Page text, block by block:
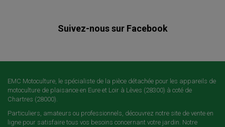
Suivez-nous sur Facebook
EMC Motoculture, le spécialiste de la pièce détachée pour les appareils de
motoculture de plaisance en Eure et Loir à Lèves (28300) à coté de
Chartres (28000).
Particuliers, amateurs ou professionnels, découvrez notre site de vente en
ligne pour satisfaire tous vos besoins concernant votre jardin. Notre